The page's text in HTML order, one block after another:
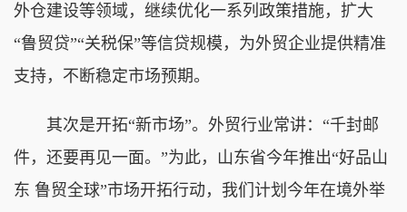
外仓建设等领域，继续优化一系列政策措施，扩大
“鲁贸贷”“关税保”等信贷规模，为外贸企业提供精准
支持，不断稳定市场预期。
其次是开拓“新市场”。外贸行业常讲：“千封邮
件，还要再见一面。”为此，山东省今年推出“好品山
东 鲁贸全球”市场开拓行动，我们计划今年在境外举